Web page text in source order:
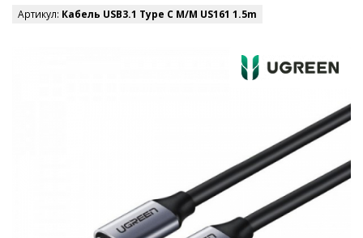
Артикул: Кабель USB3.1 Type C M/M US161 1.5m